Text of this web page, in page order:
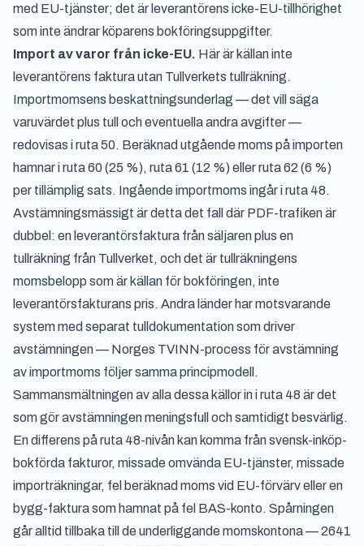
med EU-tjänster; det är leverantörens icke-EU-tillhörighet
som inte ändrar köparens bokföringsuppgifter.
Import av varor från icke-EU. Här är källan inte
leverantörens faktura utan Tullverkets tullräkning.
Importmomsens beskattningsunderlag — det vill säga
varuvärdet plus tull och eventuella andra avgifter —
redovisas i ruta 50. Beräknad utgående moms på importen
hamnar i ruta 60 (25 %), ruta 61 (12 %) eller ruta 62 (6 %)
per tillämplig sats. Ingående importmoms ingår i ruta 48.
Avstämningsmässigt är detta det fall där PDF-trafiken är
dubbel: en leverantörsfaktura från säljaren plus en
tullräkning från Tullverket, och det är tullräkningens
momsbelopp som är källan för bokföringen, inte
leverantörsfakturans pris. Andra länder har motsvarande
system med separat tulldokumentation som driver
avstämningen — Norges TVINN-process för avstämning
av importmoms följer samma principmodell.
Sammansmältningen av alla dessa källor in i ruta 48 är det
som gör avstämningen meningsfull och samtidigt besvärlig.
En differens på ruta 48-nivån kan komma från svensk-inköp-
bokförda fakturor, missade omvända EU-tjänster, missade
importräkningar, fel beräknad moms vid EU-förvärv eller en
bygg-faktura som hamnat på fel BAS-konto. Spårningen
går alltid tillbaka till de underliggande momskontona — 2641